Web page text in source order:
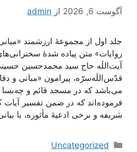
آگوست 6, 2026 از admin
جلد اول از مجموعۀ ارزشمند
روایات» متن پیاده شدۀ
آیت‌اللَه حاج سید محمدحسین
قدّس‌اللَه‌سرّه، پیرامون «مبانی و
می‌باشد که در مسجد قائم و چه‌بسا
فرموده‌اند که در ضمن تفسیر آیات
شریفه و برخی ادعیۀ مأثوره، با
دسته‌ها
Uncategorized